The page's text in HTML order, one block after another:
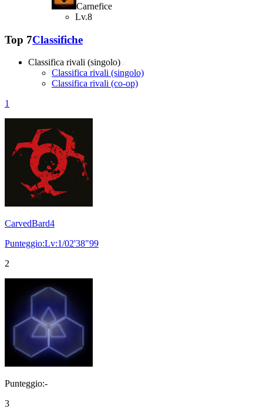
Carnefice
Lv.8
Top 7Classifiche
Classifica rivali (singolo)
Classifica rivali (singolo)
Classifica rivali (co-op)
1
CarvedBard4
Punteggio:Lv:1/02'38"99
2
Punteggio:-
3